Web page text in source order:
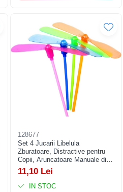
128677
Set 4 Jucarii Libelula
Zburatoare, Distractive pentru
Copii, Aruncatoare Manuale din
Plastic, cu Lumini, Multicolor
11,10 Lei
IN STOC